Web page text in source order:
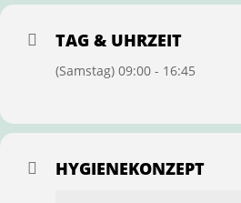
TAG & UHRZEIT
(Samstag) 09:00 - 16:45
HYGIENEKONZEPT